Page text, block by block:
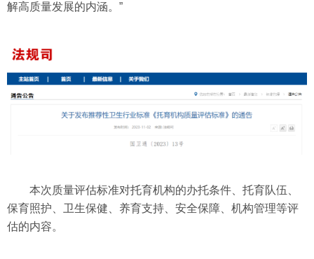
解高质量发展的内涵。”
本次质量评估标准对托育机构的办托条件、托育队伍、
保育照护、卫生保健、养育支持、安全保障、机构管理等评
估的内容。